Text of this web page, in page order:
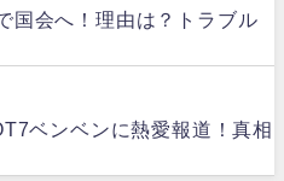
国会へ！理由は？トラブル
ベンベンに熱愛報道！真相